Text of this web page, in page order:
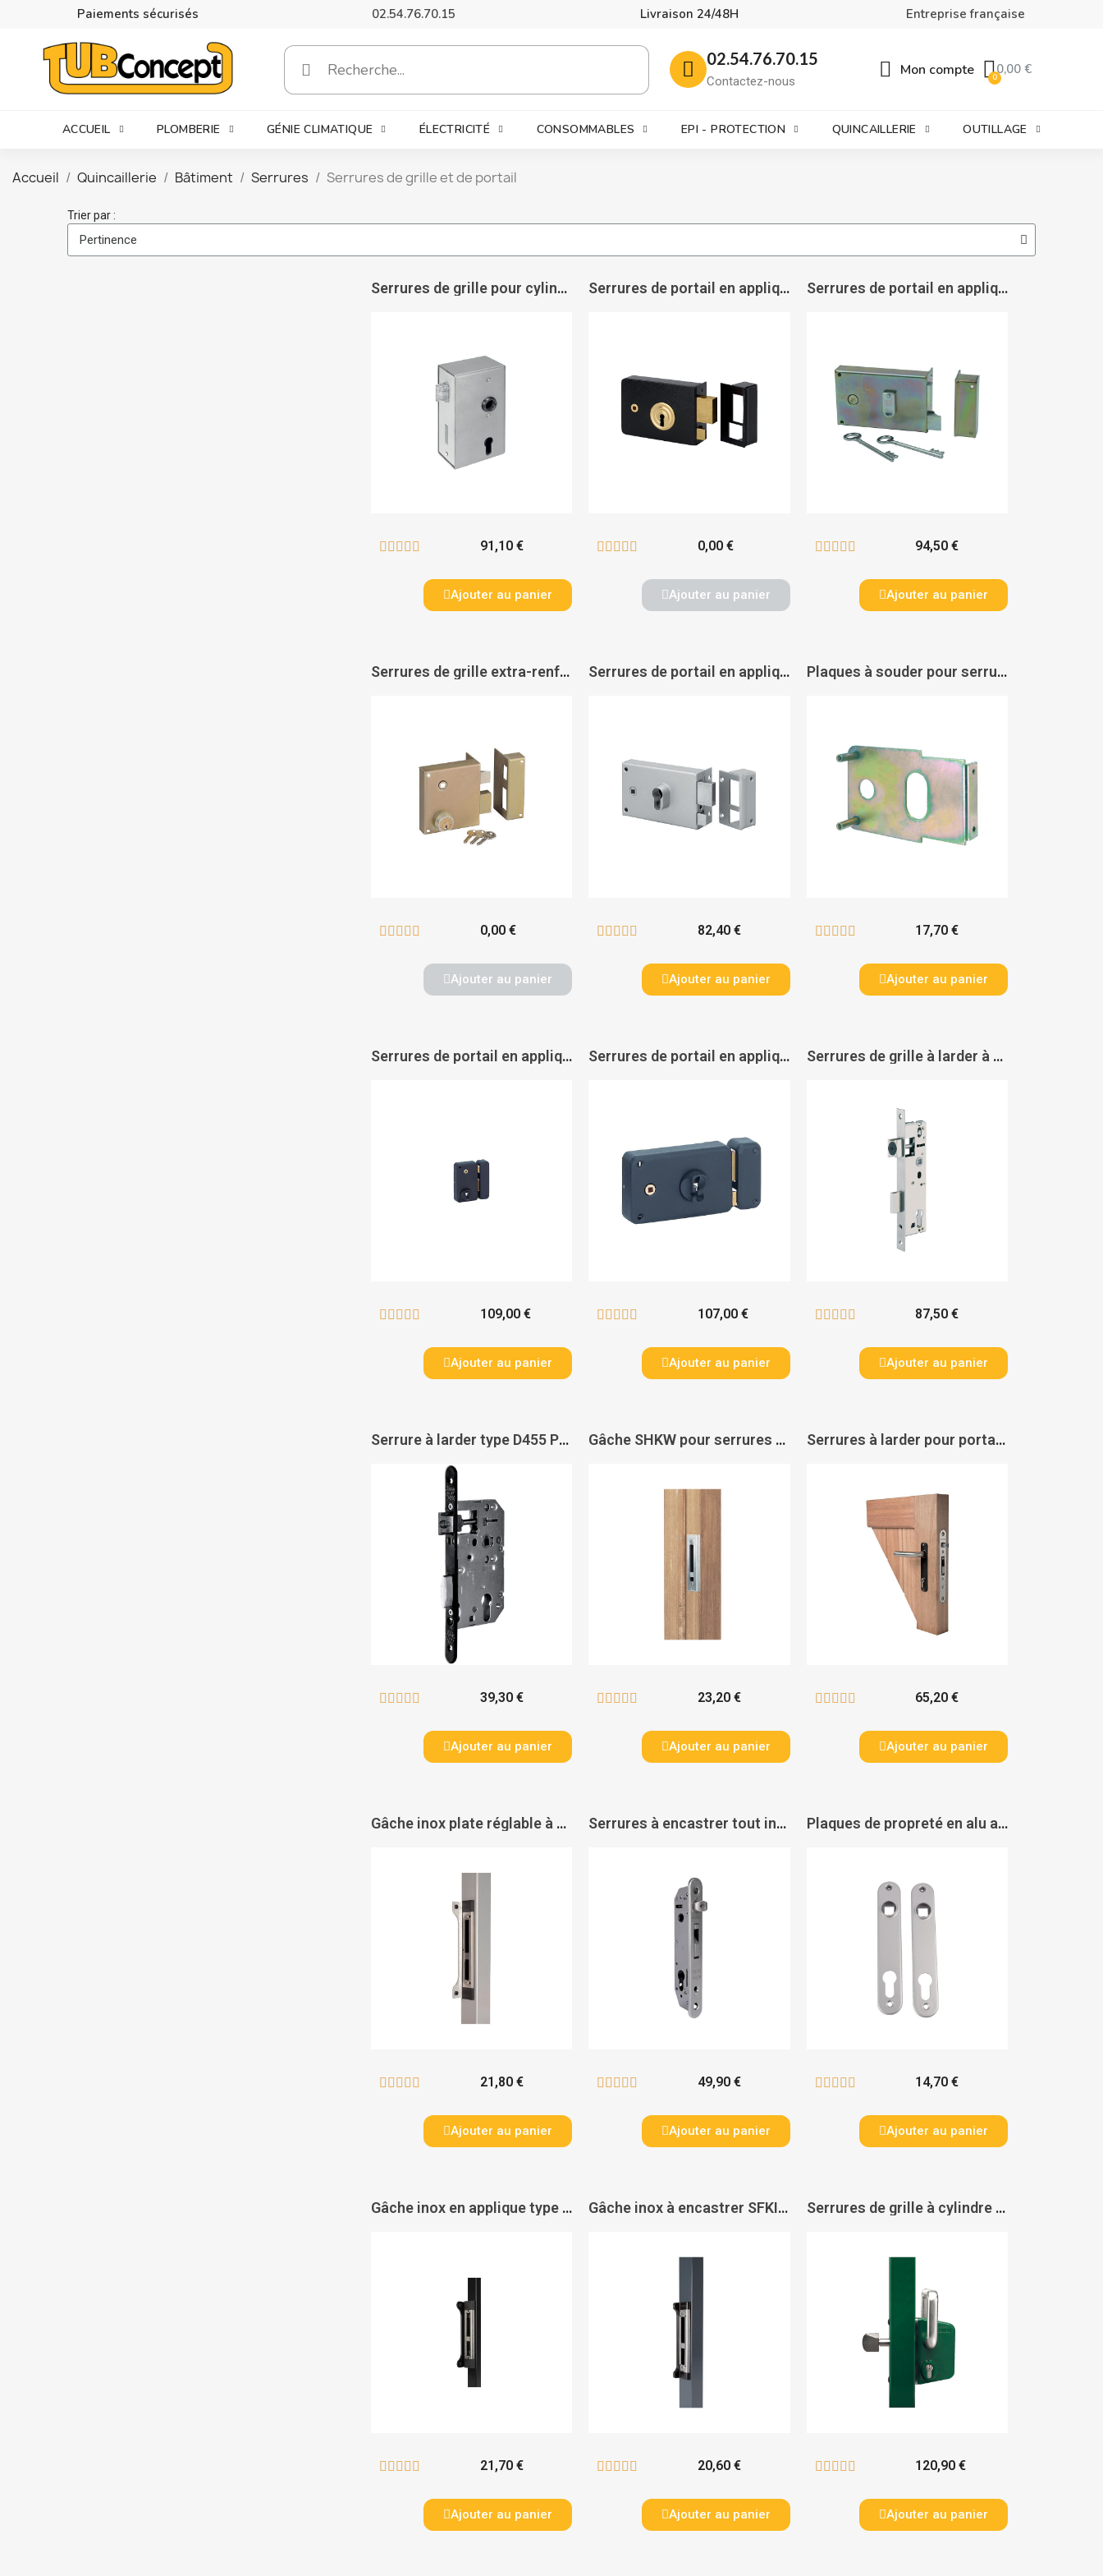
Paiements sécurisés 02.54.76.70.15 Livraison 24/48H Entreprise française
02.54.76.70.15
Contactez-nous
Mon compte 0,00 €
ACCUEIL PLOMBERIE GÉNIE CLIMATIQUE ÉLECTRICITÉ CONSOMMABLES EPI - PROTECTION QUINCAILLERIE OUTILLAGE
Accueil Quincaillerie Bâtiment Serrures Serrures de grille et de portail
Trier par :
Serrures de grille pour cylindre européen avec boîtier à souder type AMF 140U - AMF
     91,10 €
Ajouter au panier
Serrures de portail en applique horizontales à fouillot à gorges 925 - MÉTALUX
     0,00 €
Ajouter au panier
Serrures de portail en applique horizontales à fouillot à gorges 7487 - VACHETTE ASSA ABLOY
     94,50 €
Ajouter au panier
Serrures de grille extra-renforcée en applique verticales à fouillot à cylindre rond 900 400 03 - JPM
     0,00 €
Ajouter au panier
Serrures de portail en applique horizontales à fouillot à cylindre européen 9762 LAP - MÉTALUX
     82,40 €
Ajouter au panier
Plaques à souder pour serrure de grille - THIRARD
     17,70 €
Ajouter au panier
Serrures de portail en applique verticales à fouillot à cylindre européen - THIRARD
     109,00 €
Ajouter au panier
Serrures de portail en applique horizontales à fouillot à cylindre européen - THIRARD
     107,00 €
Ajouter au panier
Serrures de grille à larder à cylindre avec pêne dormant et demi-tour réglable série 2560 - STREMLER
     87,50 €
Ajouter au panier
Serrure à larder type D455 PR pour grille avec demi tour réglable à cylindre axe à 50 mm. entraxe 70. avec gâche. - VACHETTE ASSA ABLOY
     39,30 €
Ajouter au panier
Gâche SHKW pour serrures à larder pour portail et portillon battants série H-WOOD - LOCINOX
     23,20 €
Ajouter au panier
Serrures à larder pour portail et portillon battants série H-WOOD - LOCINOX
     65,20 €
Ajouter au panier
Gâche inox plate réglable à encastrer type SFKU pour serrures axes 20. 30 et 40 mm avec butée réglable - LOCINOX
     21,80 €
Ajouter au panier
Serrures à encastrer tout inox - LOCINOX
     49,90 €
Ajouter au panier
Plaques de propreté en alu anodisé pour serrures Fortylock. Fiftylock et Sixtylock (axes 20. 30 et 40 mm) - LOCINOX
     14,70 €
Ajouter au panier
Gâche inox en applique type SFKO pour serrures à encastrer Forty. Fifty et Sixty Lock (axes 20. 30 et 40 mm) - LOCINOX
     21,70 €
Ajouter au panier
Gâche inox à encastrer SFKI pour serrures axes 20. 30 et 40 mm - LOCINOX
     20,60 €
Ajouter au panier
Serrures de grille à cylindre européen LSKZ - LOCINOX
     120,90 €
Ajouter au panier